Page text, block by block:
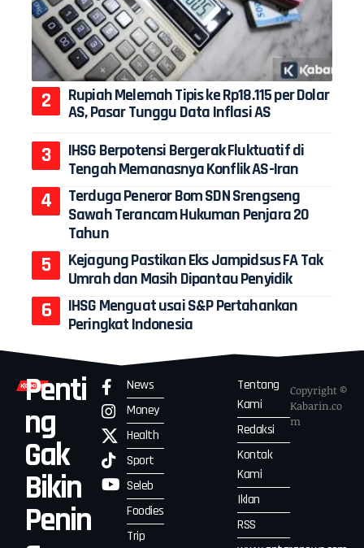
Rupiah Melemah Tipis ke Rp18.115 per Dolar
AS, Pasar Tunggu Data Inflasi AS
IHSG Berpotensi Bergerak Fluktuatif di
Tengah Memanasnya Konflik AS-Iran
Terduga Peneror Bom SDN Srengseng
Sawah Terancam Hukuman Penjara 20
Tahun
Kejagung Pastikan Eks Jampidsus FA Tak
Umrah dan Masih Dipantau Penyidik
IHSG Menguat usai S&P Pertahankan
Peringkat Indonesia
Penti
ng
Gak
Bikin
Penin
News
Money
Health
Sport
Seleb
Foodies
Trip
Tentang
Kami
Redaksi
Kontak
Kami
Iklan
RSS
Copyright ©
Kabarin.co
m